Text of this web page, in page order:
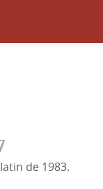
de 1983.